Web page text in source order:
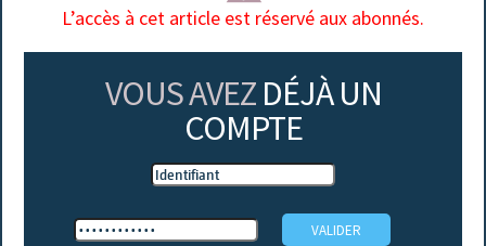
L’accès à cet article est réservé aux abonnés.
VOUS AVEZ DÉJÀ UN
COMPTE